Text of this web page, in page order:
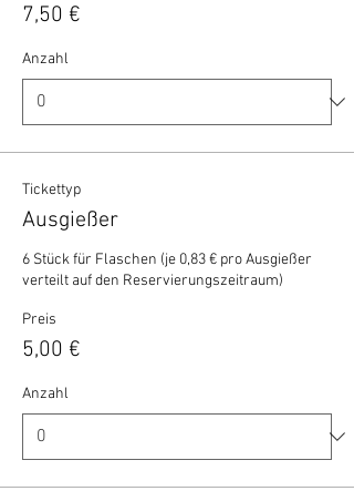
7,50 €
Anzahl
Tickettyp
Ausgießer
6 Stück für Flaschen (je 0,83 € pro Ausgießer
verteilt auf den Reservierungszeitraum)
Preis
5,00 €
Anzahl